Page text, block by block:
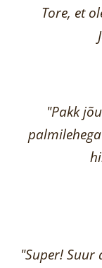
Tore, et
"Pakk
"Super! Suur